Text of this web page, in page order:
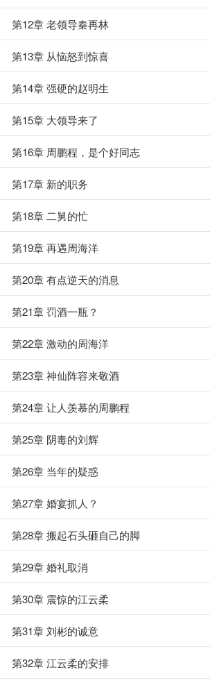
第12章 老领导秦再林
第13章 从恼怒到惊喜
第14章 强硬的赵明生
第15章 大领导来了
第16章 周鹏程，是个好同志
第17章 新的职务
第18章 二舅的忙
第19章 再遇周海洋
第20章 有点逆天的消息
第21章 罚酒一瓶？
第22章 激动的周海洋
第23章 神仙阵容来敬酒
第24章 让人羡慕的周鹏程
第25章 阴毒的刘辉
第26章 当年的疑惑
第27章 婚宴抓人？
第28章 搬起石头砸自己的脚
第29章 婚礼取消
第30章 震惊的江云柔
第31章 刘彬的诚意
第32章 江云柔的安排